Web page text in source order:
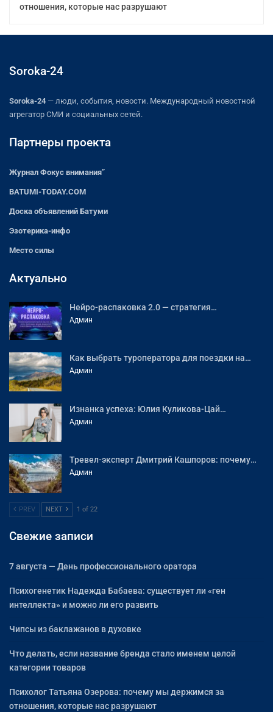
отношения, которые нас разрушают
Soroka-24
Soroka-24 — люди, события, новости. Международный новостной
агрегатор СМИ и социальных сетей.
Партнеры проекта
Журнал Фокус внимания”
BATUMI-TODAY.COM
Доска объявлений Батуми
Эзотерика-инфо
Место силы
Актуально
Нейро-распаковка 2.0 — стратегия…
Админ
Как выбрать туроператора для поездки на…
Админ
Изнанка успеха: Юлия Куликова-Цай…
Админ
Тревел-эксперт Дмитрий Кашпоров: почему…
Админ
PREV NEXT 1 of 22
Свежие записи
7 августа — День профессионального оратора
Психогенетик Надежда Бабаева: существует ли «ген
интеллекта» и можно ли его развить
Чипсы из баклажанов в духовке
Что делать, если название бренда стало именем целой
категории товаров
Психолог Татьяна Озерова: почему мы держимся за
отношения, которые нас разрушают